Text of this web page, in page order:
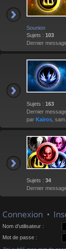
Sounion
Sujets : 103
Dernier
Sujets : 163
Dernier
par Kaïros ,
Sujets : 34
Dernier
Connexion •
Nom d’utilisateur :
Mot de passe :